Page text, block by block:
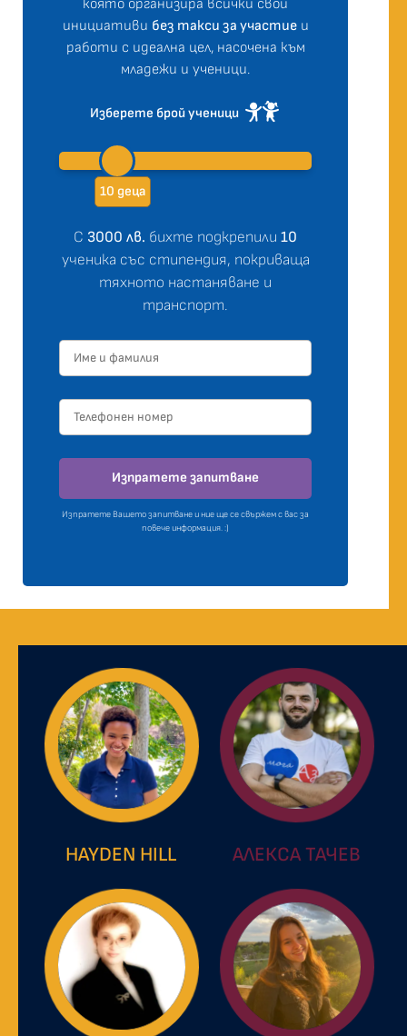
която организира всички свои
инициативи без такси за участиеи
работи с идеална цел, насочена към
младежи и ученици.
Изберете брой ученици
10 деца
С 3000 лв. бихте подкрепили 10
ученика със стипендия, покриваща
тяхното настаняване и
транспорт.
Изпратете запитване
Изпратете Вашето запитване и ние ще се свържем с вас за
повече информация. :)
HAYDEN HILL АЛЕКСА ТАЧЕВ